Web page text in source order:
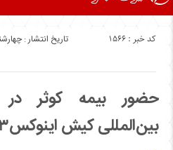
تاریخ انتشار : چهارشنبه 15 نوامبر کد خبر : 1566
حضور بیمه کوثر در
بین‌المللی کیش اینوکس۲۰۲۳ +(فیلم)